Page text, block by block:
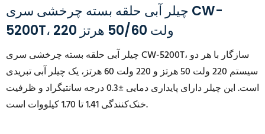
چیلر آبی حلقه بسته چرخشی سری CW-
5200T، 220 ولت 50/60 هرتز
چیلر آبی حلقه بسته چرخشی سری CW-5200T، سازگار با هر دو
سیستم 220 ولت 50 هرتز و 220 ولت 60 هرتز، یک چیلر آبی تبریدی
است. این چیلر دارای پایداری دمایی ±0.3 درجه سانتیگراد و ظرفیت
خنک‌کنندگی 1.41 تا 1.70 کیلووات است.